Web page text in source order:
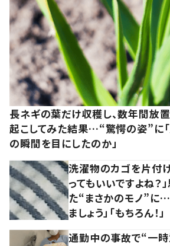
長ネギの葉だけ収穫し、数年間放
起こしてみた結果…“驚愕の姿”に「
の瞬間を目にしたのか」
洗濯物のカゴを片付
ってもいいですよね？
た“まさかのモノ”に…
ましょう」「もちろん！」
通勤中の事故で“一